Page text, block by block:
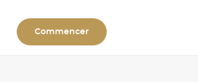
Commencer